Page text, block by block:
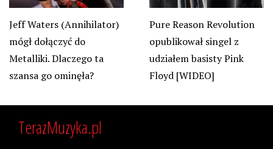
Jeff Waters (Annihilator)
mógł dołączyć do
Metalliki. Dlaczego ta
szansa go ominęła?
Pure Reason Revolution
opublikował singel z
udziałem basisty Pink
Floyd [WIDEO]
TerazMuzyka.pl